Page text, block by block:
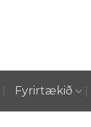
Fyrirtækið